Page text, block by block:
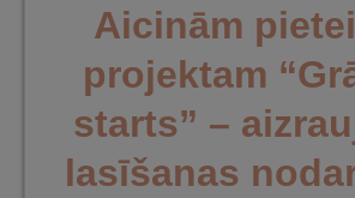
Aicinām
projektam
starts” –
lasīšanas